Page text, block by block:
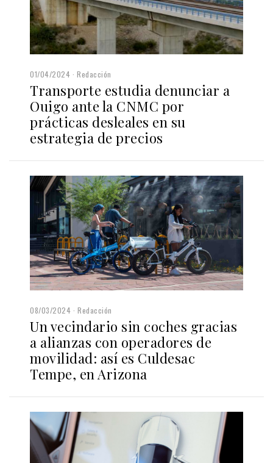
01/04/2024 Redacción
Transporte estudia denunciar a
Ouigo ante la CNMC por
prácticas desleales en su
estrategia de precios
08/03/2024 Redacción
Un vecindario sin coches gracias
a alianzas con operadores de
movilidad: así es Culdesac
Tempe, en Arizona